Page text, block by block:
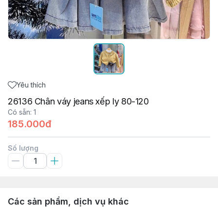
Yêu thích
26136 Chân váy jeans xếp ly 80-120
Có sẵn: 1
185.000đ
Số lượng
Các sản phẩm, dịch vụ khác